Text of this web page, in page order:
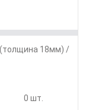
18мм) /
0 шт.